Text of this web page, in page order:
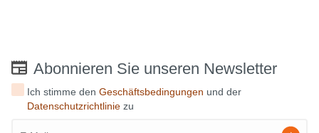
Abonnieren Sie unseren Newsletter
Ich stimme denGeschäftsbedingungen und der
Datenschutzrichtlinie zu